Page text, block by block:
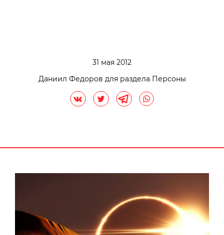
31 мая 2012
Даниил Федоров для раздела Персоны